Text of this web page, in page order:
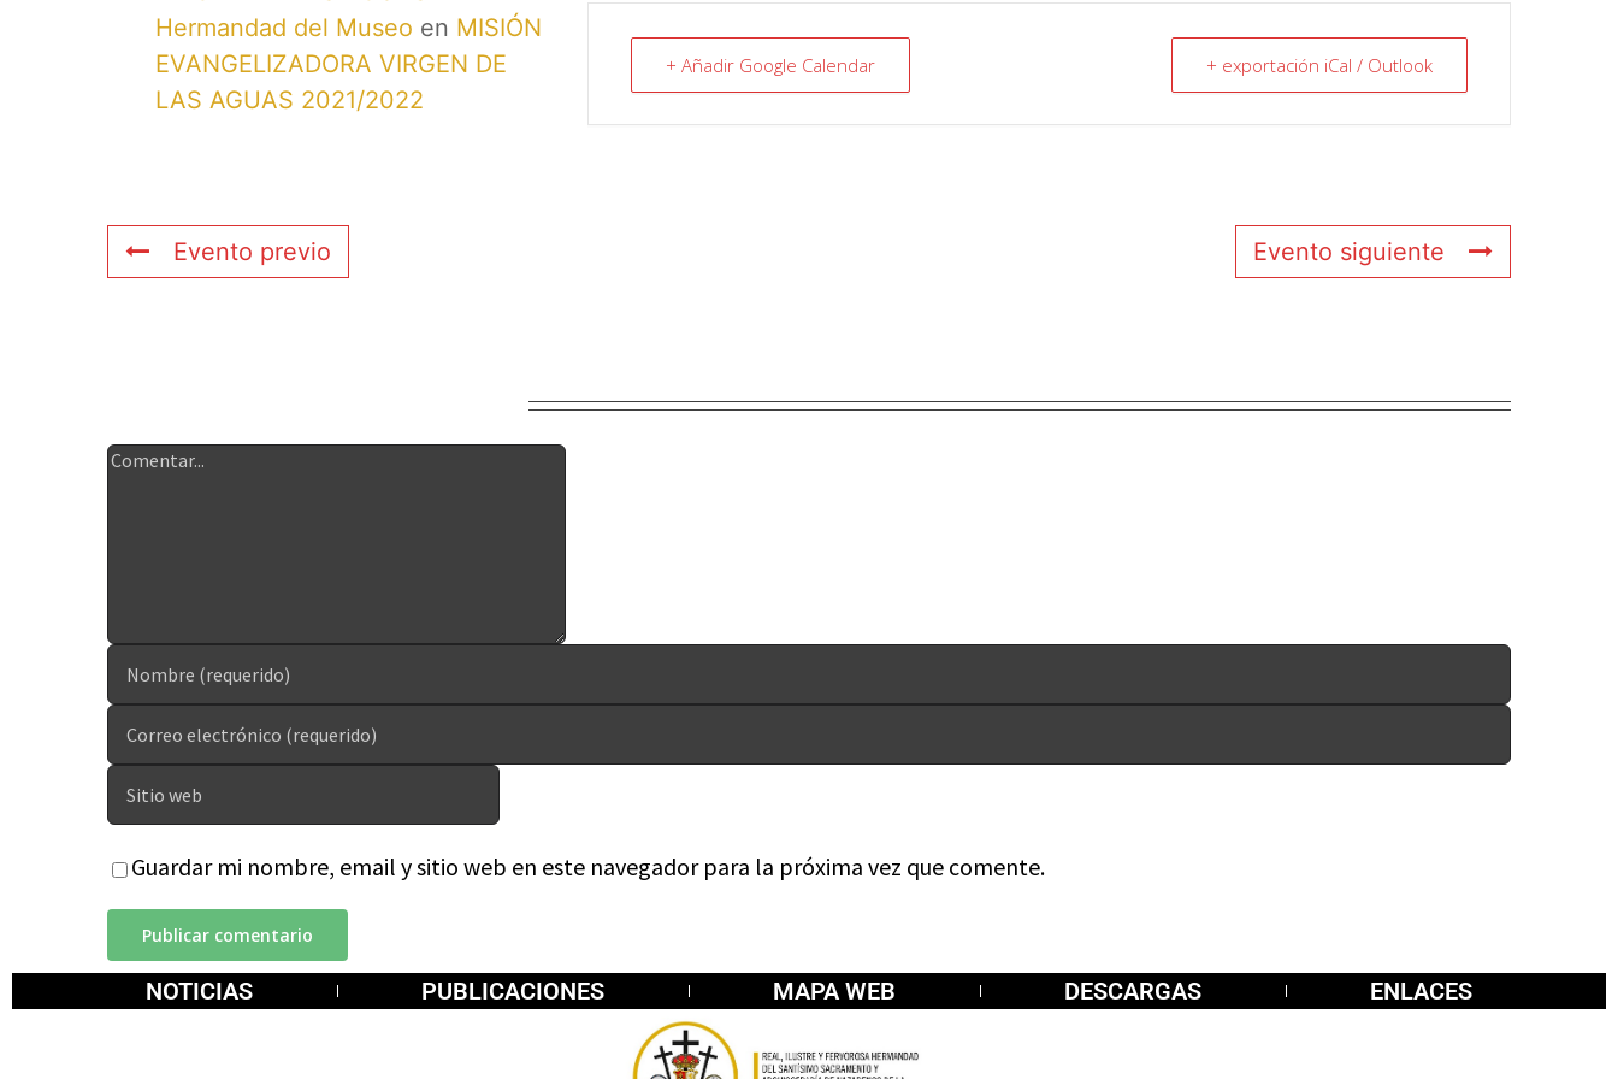
Hermandad del Museo en MISIÓN
EVANGELIZADORA VIRGEN DE
LAS AGUAS 2021/2022
+ Añadir Google Calendar + exportación iCal / Outlook
Evento previo Evento siguiente
Guardar mi nombre, email y sitio web en este navegador para la próxima vez que comente.
NOTICIAS PUBLICACIONES MAPA WEB DESCARGAS ENLACES